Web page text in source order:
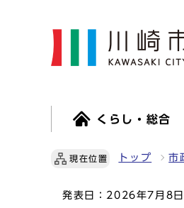
くらし・総合
現在位置 トップ 市
発表日： 2026年7月8日